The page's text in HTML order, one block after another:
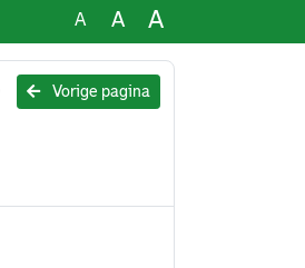
A A A
Vorige pagina